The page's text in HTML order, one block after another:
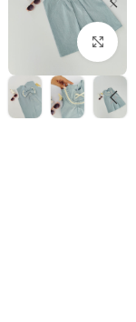
بزرگنمایی تصویر